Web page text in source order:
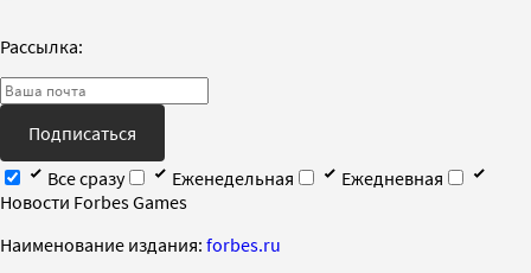
Рассылка:
Подписаться
Все сразу
Еженедельная
Ежедневная
Новости Forbes Games
Наименование издания: forbes.ru